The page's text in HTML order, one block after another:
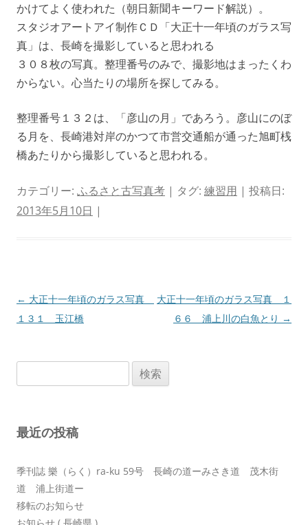
かけてよく使われた（朝日新聞キーワード解説）。
スタジオアートアイ制作ＣＤ「大正十一年頃のガラス写
真」は、長崎を撮影していると思われる
３０８枚の写真。整理番号のみで、撮影地はまったくわ
からない。心当たりの場所を探してみる。
整理番号１３２は、「彦山の月」であろう。彦山にのぼ
る月を、長崎港対岸のかつて市営交通船が通った旭町桟
橋あたりから撮影していると思われる。
カテゴリー: ふるさと古写真考 | タグ: 練習用 | 投稿日:
2013年5月10日 |
投
稿
ョ
← 大正十一年頃のガラス写真
１３１ 玉江橋
大正十一年頃のガラス写真 １
６６ 浦上川の白魚とり →
索:
最近の投稿
季刊誌 樂（らく）ra-ku 59号 長崎の道ーみさき道 茂木街
道 浦上街道ー
移転のお知らせ